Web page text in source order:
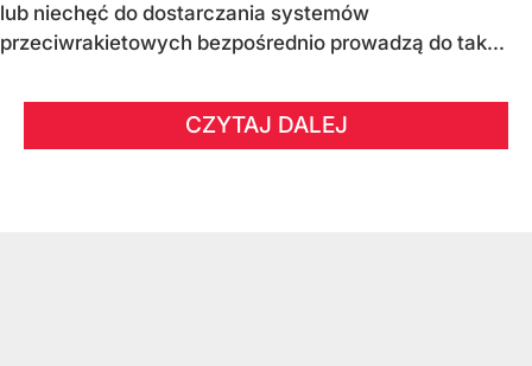
lub niechęć do dostarczania systemów
przeciwrakietowych bezpośrednio prowadzą do tak...
CZYTAJ DALEJ